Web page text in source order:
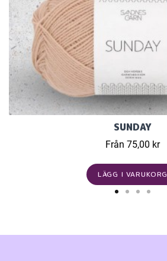
SUNDAY
Från 75,00 kr
LÄGG I VARUKORG